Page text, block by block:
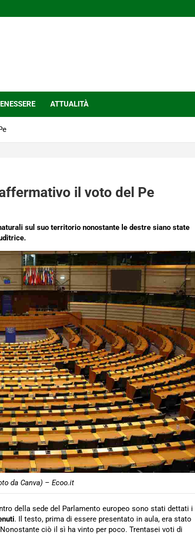
ATTUALITÀ
il voto del Pe
sul suo territorio nonostante le destre siano state
da Canva) – Ecoo.it
della sede del Parlamento europeo sono stati dettati i
. Il testo, prima di essere presentato in aula, era stato
ciò il sì ha vinto per poco. Trentasei voti di